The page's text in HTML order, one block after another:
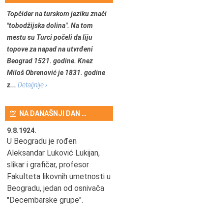
Topčider na turskom jeziku znači
"tobodžijska dolina". Na tom
mestu su Turci počeli da liju
topove za napad na utvrđeni
Beograd 1521. godine. Knez
Miloš Obrenović je 1831. godine
z... Detaljnije ›
NA DANAŠNJI DAN …
9.8.1924.
U Beogradu je rođen
Aleksandar Luković Lukijan,
slikar i grafičar, profesor
Fakulteta likovnih umetnosti u
Beogradu, jedan od osnivača
"Decembarske grupe".